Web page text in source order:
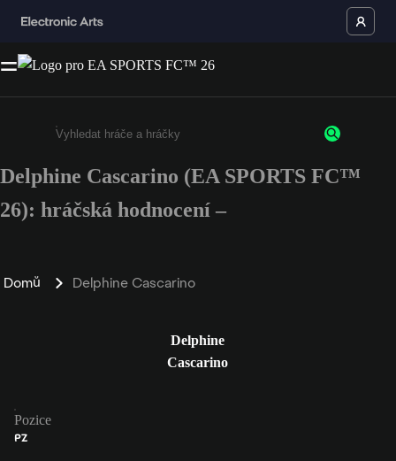
Enter a minimum of 3 characters or numbers
Delphine Cascarino (EA SPORTS FC™
26): hráčská hodnocení –
Domů Delphine Cascarino
Delphine
Cascarino
Pozice
PZ